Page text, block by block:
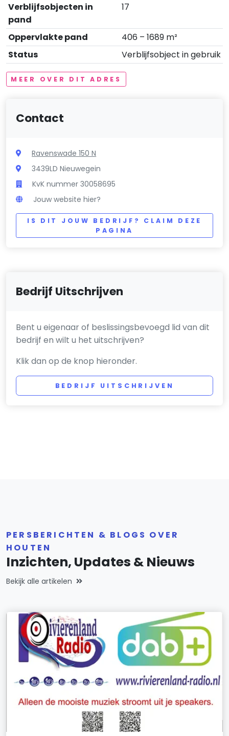
Verblijfsobjecten in
pand
17
Oppervlakte pand
406 – 1689 m²
Status
Verblijfsobject in gebruik
MEER OVER DIT ADRES
Contact
Ravenswade 150 N
3439LD Nieuwegein
KvK nummer 30058695
Jouw website hier?
IS DIT JOUW BEDRIJF? CLAIM DEZE
PAGINA
Bedrijf Uitschrijven
Bent u eigenaar of beslissingsbevoegd lid van dit
bedrijf en wilt u het uitschrijven?
Klik dan op de knop hieronder.
BEDRIJF UITSCHRIJVEN
PERSBERICHTEN & BLOGS OVER
HOUTEN
Inzichten, Updates & Nieuws
Bekijk alle artikelen